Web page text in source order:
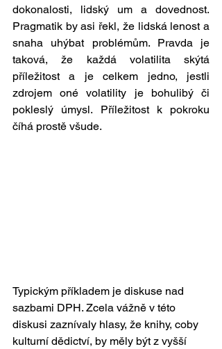
dokonalosti, lidský um a dovednost.
Pragmatik by asi řekl, že lidská lenost a
snaha uhýbat problémům. Pravda je
taková, že každá volatilita skýtá
příležitost a je celkem jedno, jestli
zdrojem oné volatility je bohulibý či
pokleslý úmysl. Příležitost k pokroku
číhá prostě všude.
Typickým příkladem je diskuse nad
sazbami DPH. Zcela vážně v této
diskusi zaznívaly hlasy, že knihy, coby
kulturní dědictví, by měly být z vyšší